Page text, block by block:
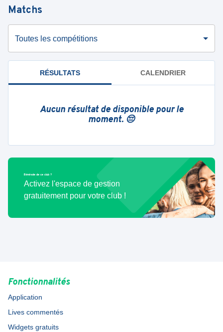
Matchs
Toutes les compétitions
RÉSULTATS CALENDRIER
Aucun résultat de disponible pour le
moment. 😔
Bénévole de ce club ?
Activez l'espace de gestion
gratuitement pour votre club !
Fonctionnalités
Application
Lives commentés
Widgets gratuits